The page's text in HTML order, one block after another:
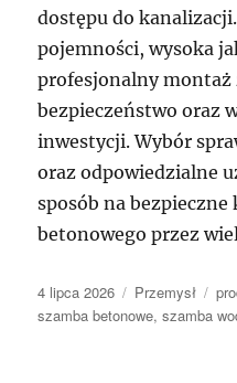
dostępu do
pojemności, wysoka
profesjonalny montaż
bezpieczeństwo oraz
inwestycji. Wybór
oraz odpowiedzialne
sposób na
betonowego przez
Data
publikacji
4 lipca 2026 Kategorie
Przemysł
szamba betonowe,szamba